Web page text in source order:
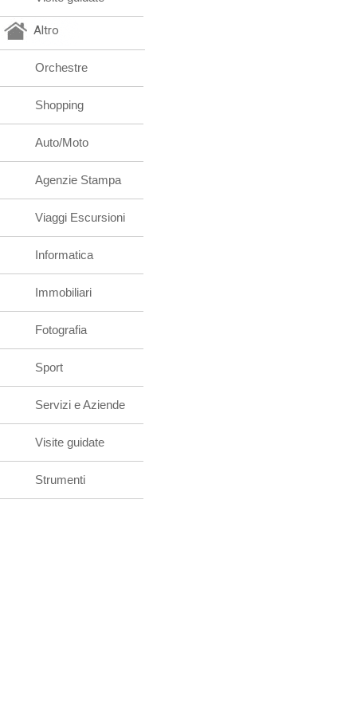
Altro
Orchestre
Shopping
Auto/Moto
Agenzie Stampa
Viaggi Escursioni
Informatica
Immobiliari
Fotografia
Sport
Servizi e Aziende
Visite guidate
Strumenti